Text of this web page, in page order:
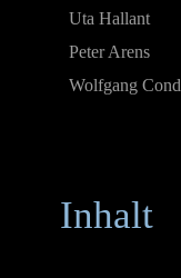
Uta Hallant
Peter Arens
Wolfgang
Inhalt